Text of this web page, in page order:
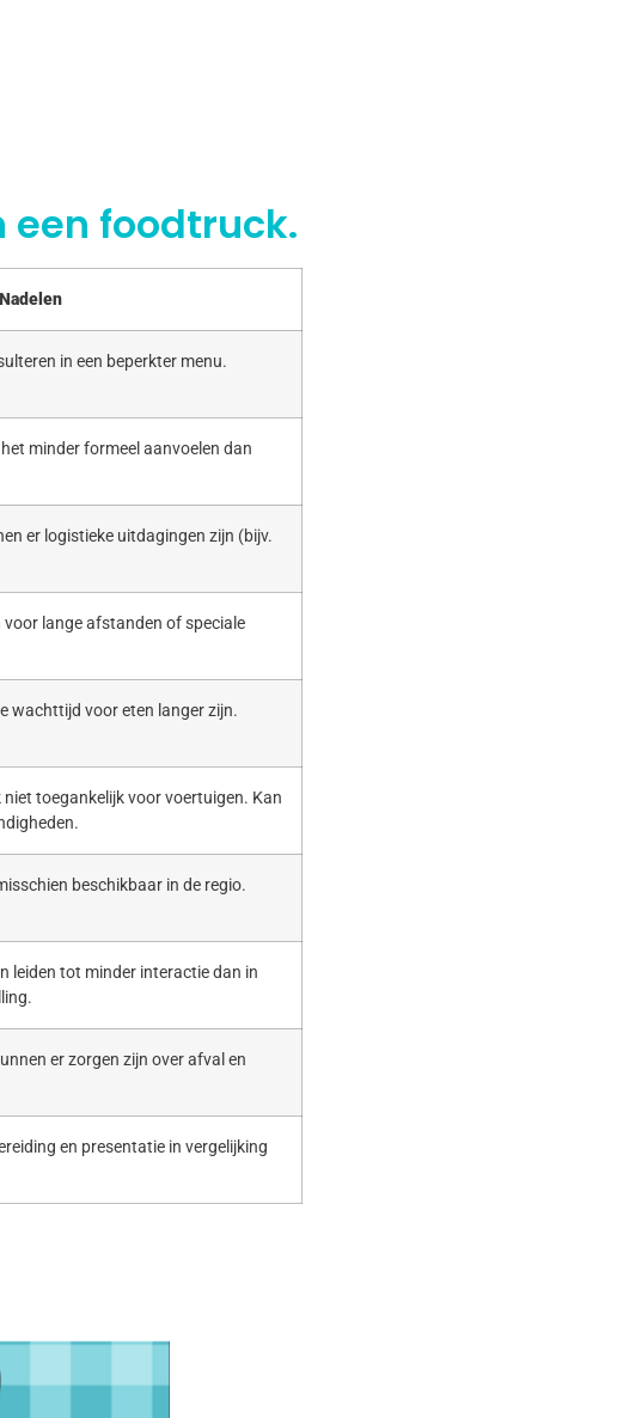
een foodtruck.
Nadelen
in een beperkter menu.
minder formeel aanvoelen dan
er logistieke uitdagingen zijn (bijv.
lange afstanden of speciale
wachttijd voor eten langer zijn.
toegankelijk voor voertuigen. Kan
beschikbaar in de regio.
leiden tot minder interactie dan in
er zorgen zijn over afval en
en presentatie in vergelijking